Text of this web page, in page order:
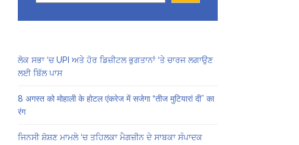
ਲੋਕ ਸਭਾ ‘ਚ UPI ਅਤੇ ਹੋਰ ਡਿਜ਼ੀਟਲ ਭੁਗਤਾਨਾਂ ‘ਤੇ ਚਾਰਜ ਲਗਾਉਣ
ਲਈ ਬਿੱਲ ਪਾਸ
8 अगस्त को मोहाली के होटल एंकरेज में सजेगा “तीज मुटियारां दी” का
रंग
ਜਿਨਸੀ ਸ਼ੋਸ਼ਣ ਮਾਮਲੇ ‘ਚ ਤਹਿਲਕਾ ਮੈਗਜ਼ੀਨ ਦੇ ਸਾਬਕਾ ਸੰਪਾਦਕ